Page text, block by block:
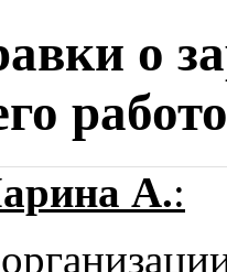
о
А.: